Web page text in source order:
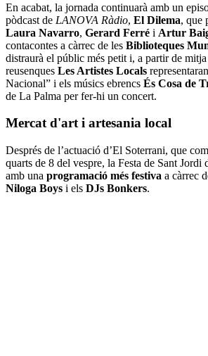
En acabat, la jornada continuarà amb un
pòdcast de LANOVA Ràdio, El Dilema, que
Laura Navarro, Gerard Ferré i Artur
contacontes a càrrec de les Biblioteques
distraurà el públic més petit i, a partir de
reusenques Les Artistes Locals
Nacional” i els músics ebrencs És Cosa de
de La Palma per fer-hi un concert.
Mercat d'art i artesania local
Després de l’actuació d’El Soterrani, que
quarts de 8 del vespre, la Festa de Sant Jordi
amb una programació més festiva a càrrec
Niloga Boys i els DJs Bonkers.